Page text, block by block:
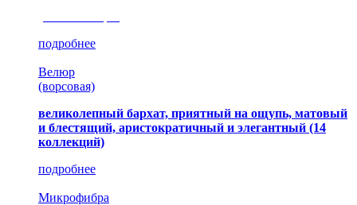
подробнее
Велюр
(ворсовая)
великолепный бархат, приятный на ощупь, матовый
и блестящий, аристократичный и элегантный (14
коллекций)
подробнее
Микрофибра